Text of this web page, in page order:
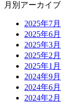
月別アーカイブ
2025年7月
2025年6月
2025年3月
2025年2月
2025年1月
2024年9月
2024年6月
2024年2月